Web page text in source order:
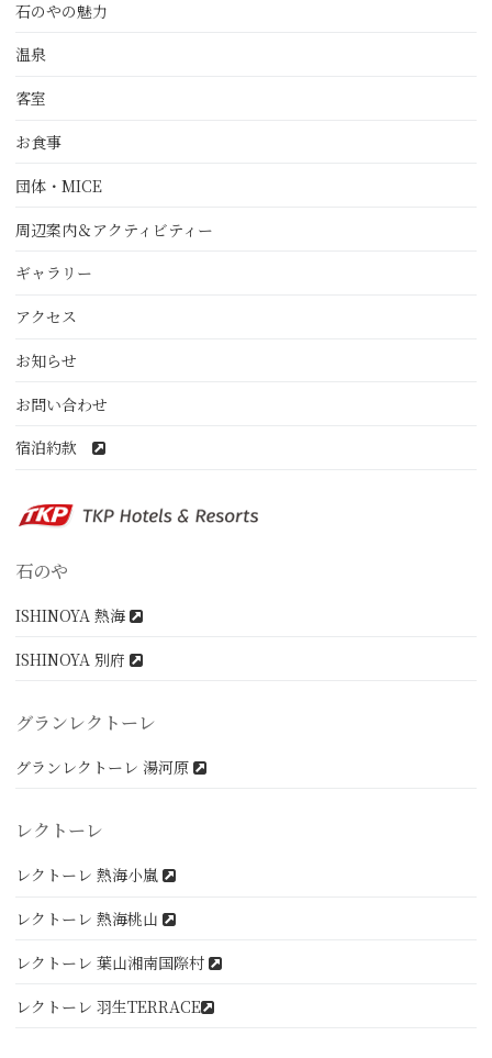
石のやの魅力
温泉
客室
お食事
団体・MICE
周辺案内＆アクティビティー
ギャラリー
アクセス
お知らせ
お問い合わせ
宿泊約款
石のや
ISHINOYA 熱海
ISHINOYA 別府
グランレクトーレ
グランレクトーレ 湯河原
レクトーレ
レクトーレ 熱海小嵐
レクトーレ 熱海桃山
レクトーレ 葉山湘南国際村
レクトーレ 羽生TERRACE